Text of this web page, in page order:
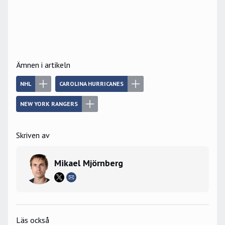
Ämnen i artikeln
NHL CAROLINA HURRICANES
NEW YORK RANGERS
Skriven av
Mikael Mjörnberg
Läs också